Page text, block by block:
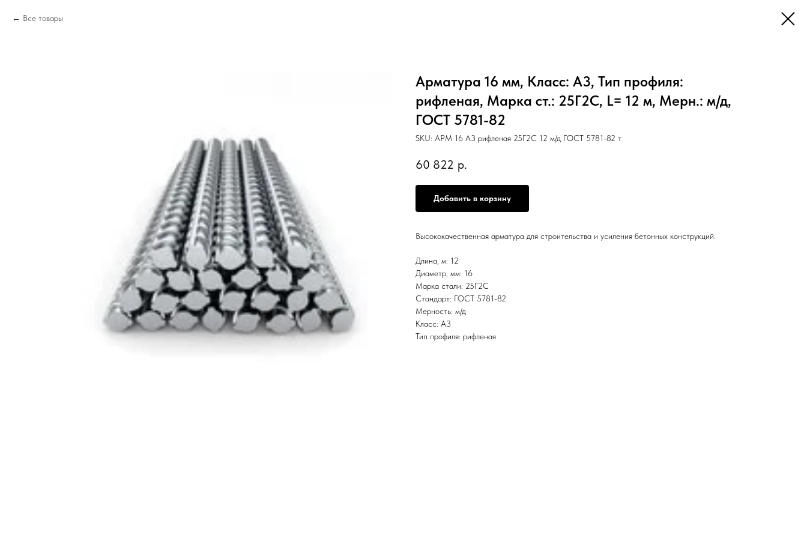
Все товары
Арматура 16 мм, Класс: А3, Тип профиля:
рифленая, Марка ст.: 25Г2С, L= 12 м, Мерн.: м/д,
ГОСТ 5781-82
SKU: АРМ 16 А3 рифленая 25Г2С 12 м/д ГОСТ 5781-82 т
60 822 р.
Добавить в корзину
Высококачественная арматура для строительства и усиления бетонных конструкций.
Длина, м: 12
Диаметр, мм: 16
Марка стали: 25Г2С
Стандарт: ГОСТ 5781-82
Мерность: м/д
Класс: А3
Тип профиля: рифленая